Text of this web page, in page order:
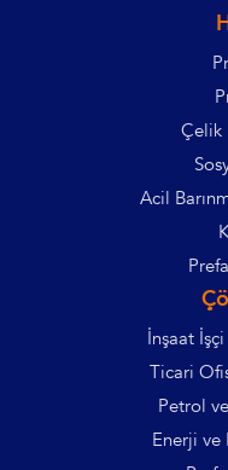
Çelik
Acil
İnşaat
Ticari
Petrol
Enerji ve